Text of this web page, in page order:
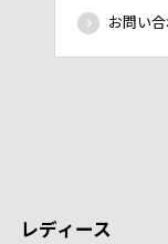
お問い
レディース